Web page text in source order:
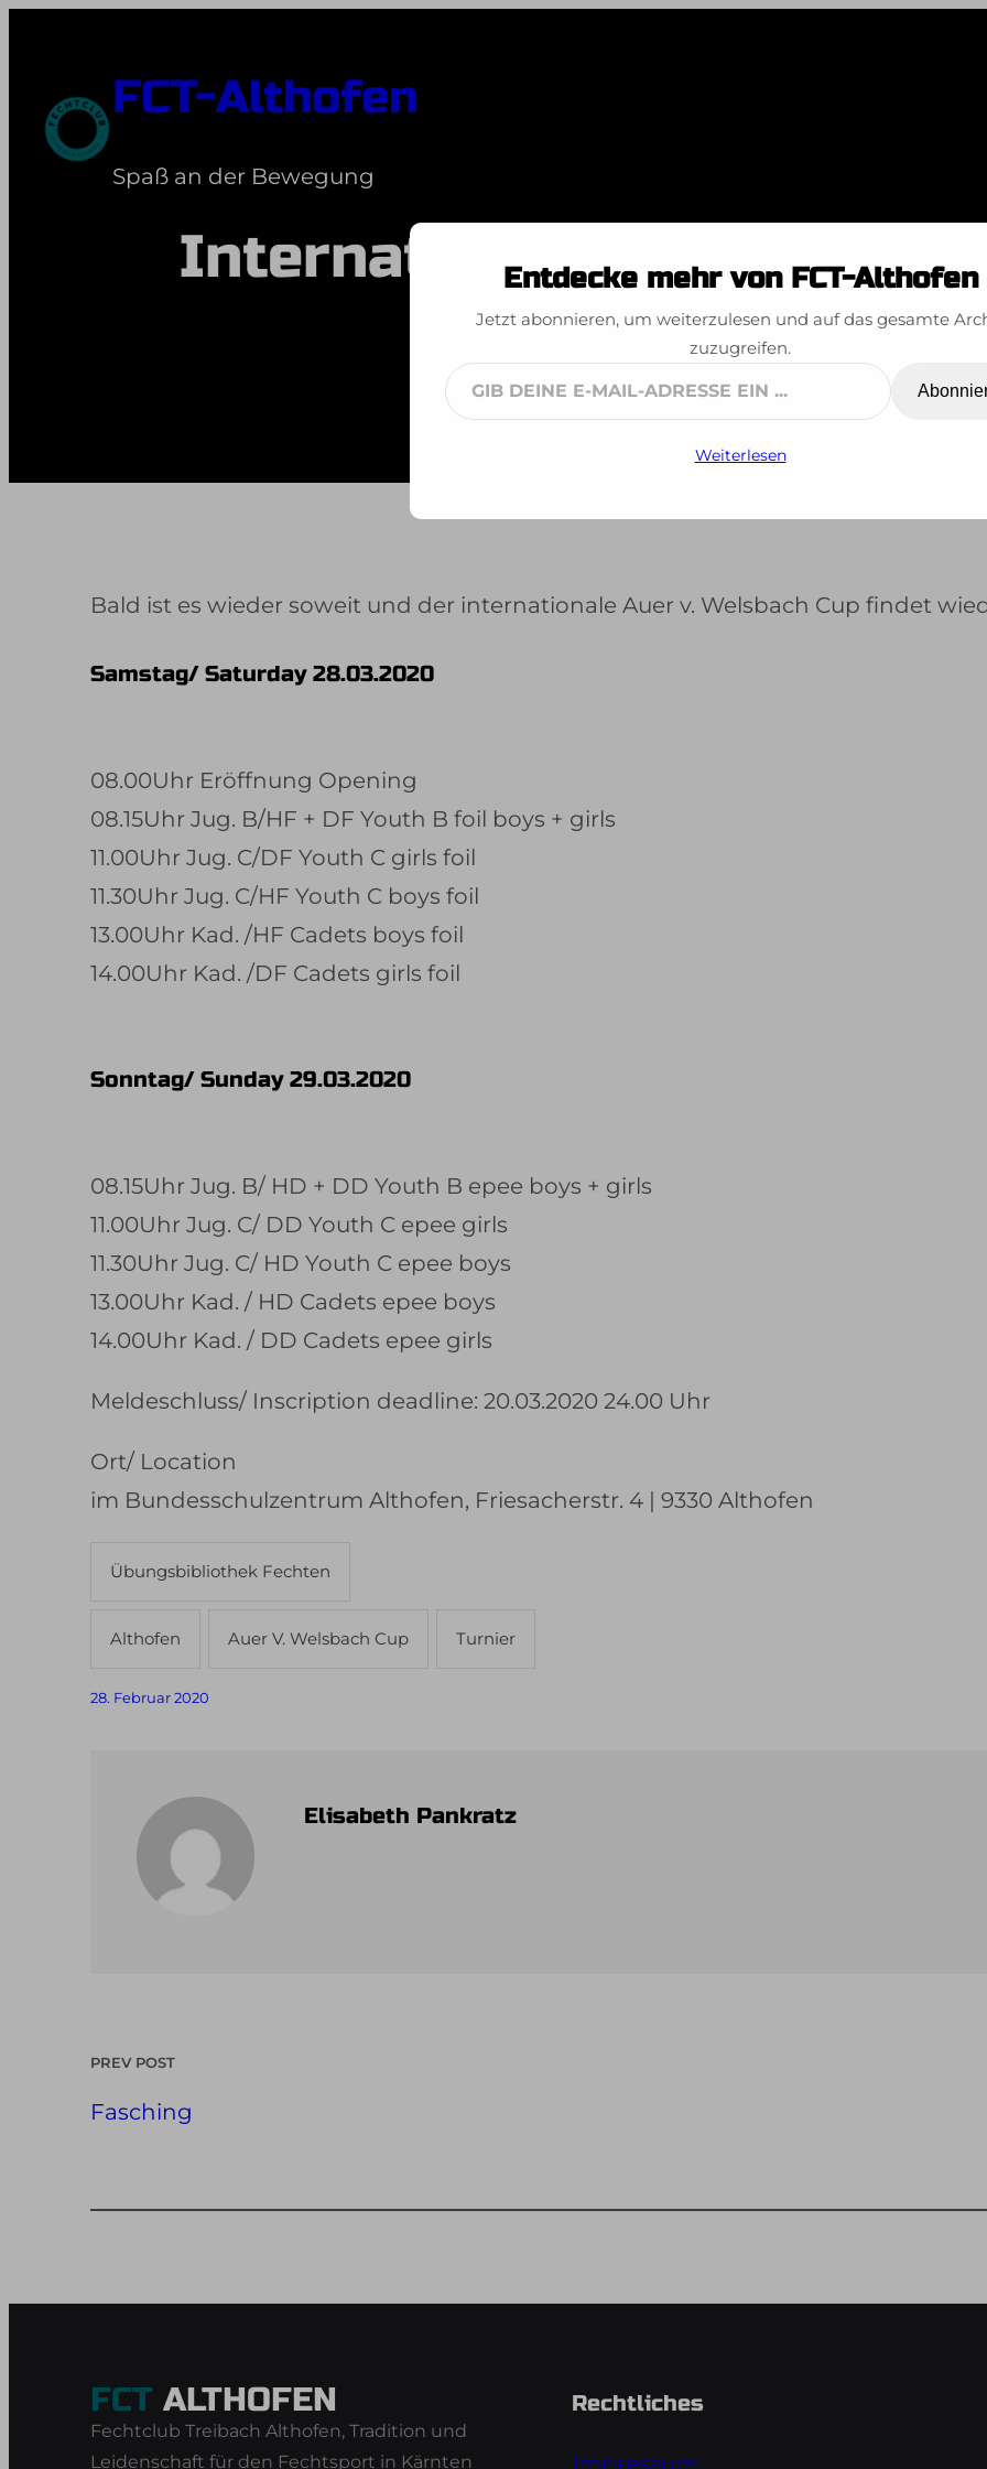
springen FCT-Althofen
Spaß an der Bewegung
Internationaler Auer v.
2020
Bald ist es wieder soweit und der internationale Auer v. Welsbach Cup findet
Samstag/ Saturday 28.03.2020
08.00Uhr Eröffnung Opening
08.15Uhr Jug. B/HF + DF Youth B foil boys + girls
11.00Uhr Jug. C/DF Youth C girls foil
11.30Uhr Jug. C/HF Youth C boys foil
13.00Uhr Kad. /HF Cadets boys foil
14.00Uhr Kad. /DF Cadets girls foil
Sonntag/ Sunday 29.03.2020
08.15Uhr Jug. B/ HD + DD Youth B epee boys + girls
11.00Uhr Jug. C/ DD Youth C epee girls
11.30Uhr Jug. C/ HD Youth C epee boys
13.00Uhr Kad. / HD Cadets epee boys
14.00Uhr Kad. / DD Cadets epee girls
Meldeschluss/ Inscription deadline: 20.03.2020 24.00 Uhr
Ort/ Location
im Bundesschulzentrum Althofen, Friesacherstr. 4 | 9330 Althofen
Übungsbibliothek Fechten
Althofen Auer V. Welsbach Cup Turnier
28. Februar 2020
Elisabeth Pankratz
PREV POST
Fasching
FCT ALTHOFEN
Fechtclub Treibach Althofen, Tradition und
Leidenschaft für den Fechtsport in Kärnten
Rechtliches
Entdecke mehr von FCT-Althofen
Jetzt abonnieren, um weiterzulesen und auf das gesamte
zuzugreifen.
Gib
deine
Weiterlesen